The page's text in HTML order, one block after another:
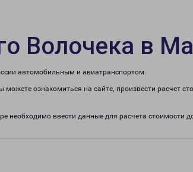
Волочека в
автомобильным и авиатранспортом.
ознакомиться на сайте, произвести расчет
необходимо ввести данные для расчета стоимости